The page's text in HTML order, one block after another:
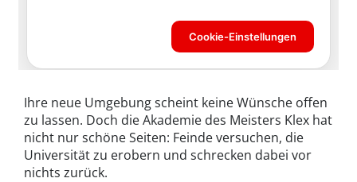
Ihre neue Umgebung scheint keine Wünsche offen
zu lassen. Doch die Akademie des Meisters Klex hat
nicht nur schöne Seiten: Feinde versuchen, die
Universität zu erobern und schrecken dabei vor
nichts zurück.